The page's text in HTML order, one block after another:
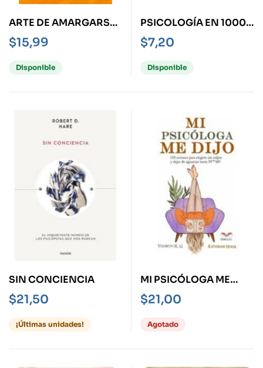
ARTE DE AMARGARSE
LA VIDA, EL
$15,99
Disponible
PSICOLOGÍA EN 10000
PALABRAS -
MINIBOOKS-
$7,20
Disponible
SIN CONCIENCIA
$21,50
¡Últimas unidades!
MI PSICÓLOGA ME
DIJO
$21,00
Agotado